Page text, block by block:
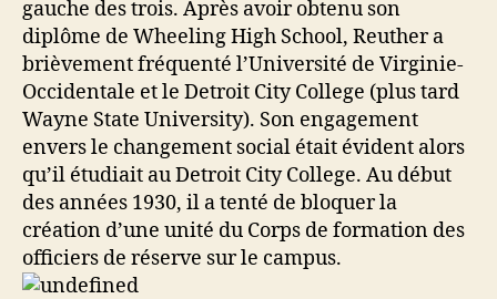
gauche des trois. Après avoir obtenu son
diplôme de Wheeling High School, Reuther a
brièvement fréquenté l’Université de Virginie-
Occidentale et le Detroit City College (plus tard
Wayne State University). Son engagement
envers le changement social était évident alors
qu’il étudiait au Detroit City College. Au début
des années 1930, il a tenté de bloquer la
création d’une unité du Corps de formation des
officiers de réserve sur le campus.